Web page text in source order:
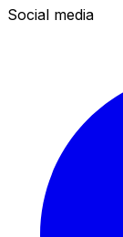
Social media